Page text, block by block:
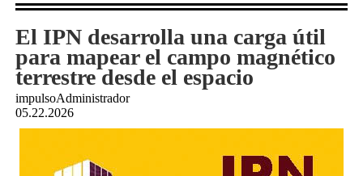
El IPN desarrolla una carga útil
para mapear el campo magnético
terrestre desde el espacio
impulsoAdministrador
05.22.2026